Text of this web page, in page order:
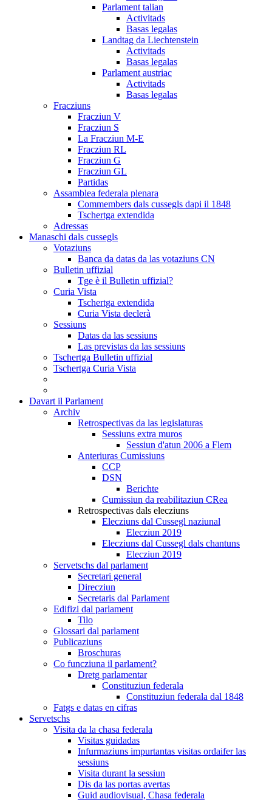
Parlament talian
Activitads
Basas legalas
Landtag da Liechtenstein
Activitads
Basas legalas
Parlament austriac
Activitads
Basas legalas
Fracziuns
Fracziun V
Fracziun S
La Fracziun M-E
Fracziun RL
Fracziun G
Fracziun GL
Partidas
Assamblea federala plenara
Commembers dals cussegls dapi il 1848
Tschertga extendida
Adressas
Manaschi dals cussegls
Votaziuns
Banca da datas da las votaziuns CN
Bulletin uffizial
Tge è il Bulletin uffizial?
Curia Vista
Tschertga extendida
Curia Vista declerà
Sessiuns
Datas da las sessiuns
Las previstas da las sessiuns
Tschertga Bulletin uffizial
Tschertga Curia Vista
Davart il Parlament
Archiv
Retrospectivas da las legislaturas
Sessiuns extra muros
Sessiun d'atun 2006 a Flem
Anteriuras Cumissiuns
CCP
DSN
Berichte
Cumissiun da reabilitaziun CRea
Retrospectivas dals elecziuns
Elecziuns dal Cussegl naziunal
Elecziun 2019
Elecziuns dal Cussegl dals chantuns
Elecziun 2019
Servetschs dal parlament
Secretari general
Direcziun
Secretaris dal Parlament
Edifizi dal parlament
Tilo
Glossari dal parlament
Publicaziuns
Broschuras
Co funcziuna il parlament?
Dretg parlamentar
Constituziun federala
Constituziun federala dal 1848
Fatgs e datas en cifras
Servetschs
Visita da la chasa federala
Visitas guidadas
Infurmaziuns impurtantas visitas ordaifer las
sessiuns
Visita durant la sessiun
Dis da las portas avertas
Guid audiovisual, Chasa federala